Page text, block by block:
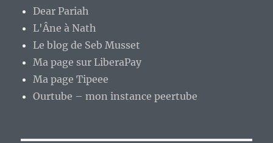
Dear Pariah
L'Âne à Nath
Le blog de Seb Musset
Ma page sur LiberaPay
Ma page Tipeee
Ourtube – mon instance peertube